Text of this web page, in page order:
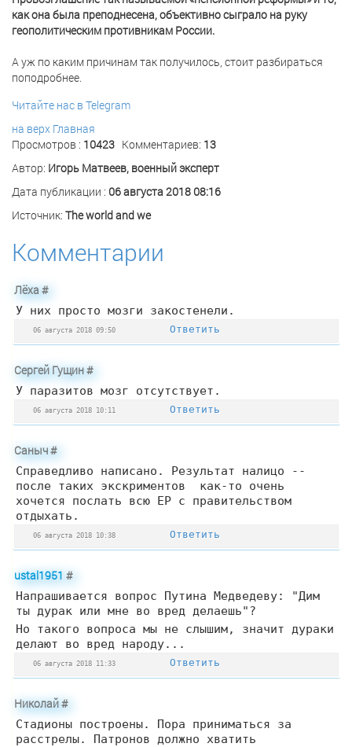
как она была преподнесена, объективно сыграло на руку
геополитическим противникам России.
А уж по каким причинам так получилось, стоит разбираться
поподробнее.
Читайте нас в Telegram
на верх Главная
Просмотров : 10423 Комментариев: 13
Автор: Игорь Матвеев, военный эксперт
Дата публикации : 06 августа 2018 08:16
Источник: The world and we
Комментарии
Лёха#
У них просто мозги закостенели.
06 августа 2018 09:50 Ответить
Сергей Гущин#
У паразитов мозг отсутствует.
06 августа 2018 10:11 Ответить
Саныч#
Справедливо написано. Результат налицо --
после таких экскриментов как-то очень
хочется послать всю ЕР с правительством
отдыхать.
06 августа 2018 10:38 Ответить
ustal1951 #
Напрашивается вопрос Путина Медведеву: "Дим
ты дурак или мне во вред делаешь"?
Но такого вопроса мы не слышим, значит дураки
делают во вред народу...
06 августа 2018 11:33 Ответить
Николай#
Стадионы построены. Пора приниматься за
расстрелы. Патронов должно хватить